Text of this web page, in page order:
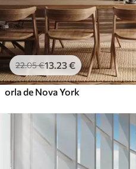
22.05€13.23€
orla de Nova York